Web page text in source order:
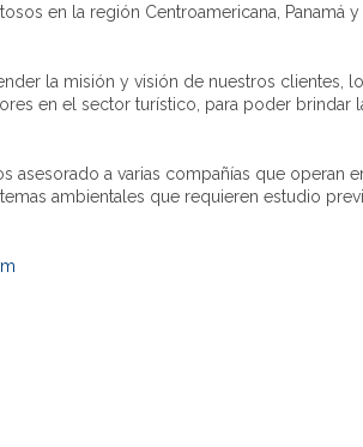
en la región Centroamericana, Panamá y
la misión y visión de nuestros clientes,
en el sector turístico, para poder brindar
asesorado a varias compañías que operan
ambientales que requieren estudio